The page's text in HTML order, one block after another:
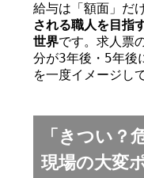
給与は「額面」だ
される職人を目指
世界です。求人票
分が3年後・5年後
を一度イメージし
「きつい？
現場の大変